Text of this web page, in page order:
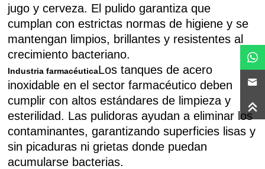
jugo y cerveza. El pulido garantiza que
cumplan con estrictas normas de higiene y se
mantengan limpios, brillantes y resistentes al
crecimiento bacteriano.
Industria farmacéuticaLos tanques de acero
inoxidable en el sector farmacéutico deben
cumplir con altos estándares de limpieza y
esterilidad. Las pulidoras ayudan a eliminar los
contaminantes, garantizando superficies lisas y
sin picaduras ni grietas donde puedan
acumularse bacterias.